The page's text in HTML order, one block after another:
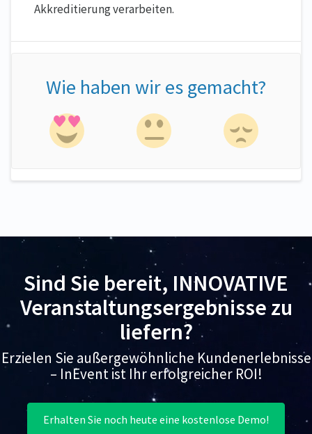
Akkreditierung verarbeiten.
Wie haben wir es gemacht?
Sind Sie bereit, INNOVATIVE
Veranstaltungsergebnisse zu
liefern?
Erzielen Sie außergewöhnliche Kundenerlebnisse
– InEvent ist Ihr erfolgreicher ROI!
Erhalten Sie noch heute eine kostenlose Demo!